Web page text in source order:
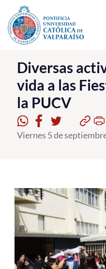
Click acá para ir directamente al
La Universidad
Investigación, Creación e
PUCV Internacional
Vinculación con el Medio
Postgrado
Formación Continua
Estudiantes
Académicos
Diversas
vida a las
la PUCV
Viernes 5 de